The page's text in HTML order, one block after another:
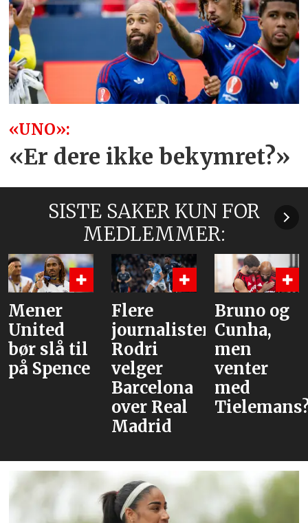
«UNO»:
«Er dere ikke bekymret?»
SISTE SAKER KUN FOR
MEDLEMMER:
Mener
United
bør slå til
på Spence
Flere
journalister:
Rodri
velger
Barcelona
over Real
Madrid
Bruno og
Cunha,
men
venter
med